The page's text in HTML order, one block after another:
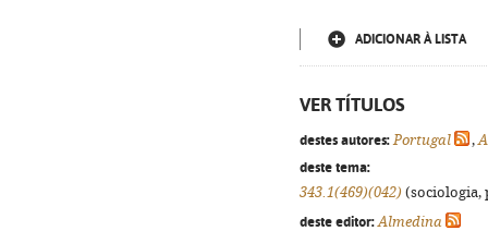
ADICIONAR À LISTA
VER TÍTULOS
destes autores: Portugal ,
deste tema:
343.1(469)(042) (sociologia,
deste editor: Almedina